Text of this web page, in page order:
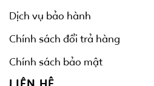
Dịch vụ bảo hành
Chính sách đổi trả hàng
Chính sách bảo mật
LIÊN HỆ